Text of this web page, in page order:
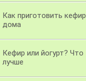
Как приготовить кефир
дома
Кефир или йогурт? Что
лучше